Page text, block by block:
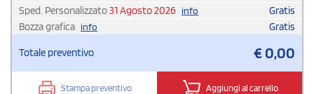
Sped. Personalizzato31 Agosto 2026 info
Gratis
Bozza grafica info Gratis
Totale preventivo €0,00
Stampa preventivo Aggiungi al carrello